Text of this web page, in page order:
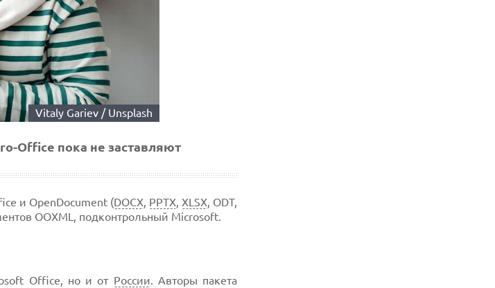
Vitaly Gariev / Unsplash
Office пока не заставляют
и OpenDocument (DOCX, PPTX, XLSX, ODT,
OOXML, подконтрольный Microsoft.
Office, но и от России. Авторы пакета